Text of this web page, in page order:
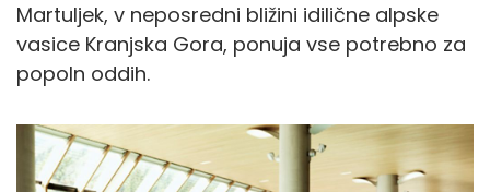
Martuljek, v neposredni bližini idilične alpske
vasice Kranjska Gora, ponuja vse potrebno za
popoln oddih.